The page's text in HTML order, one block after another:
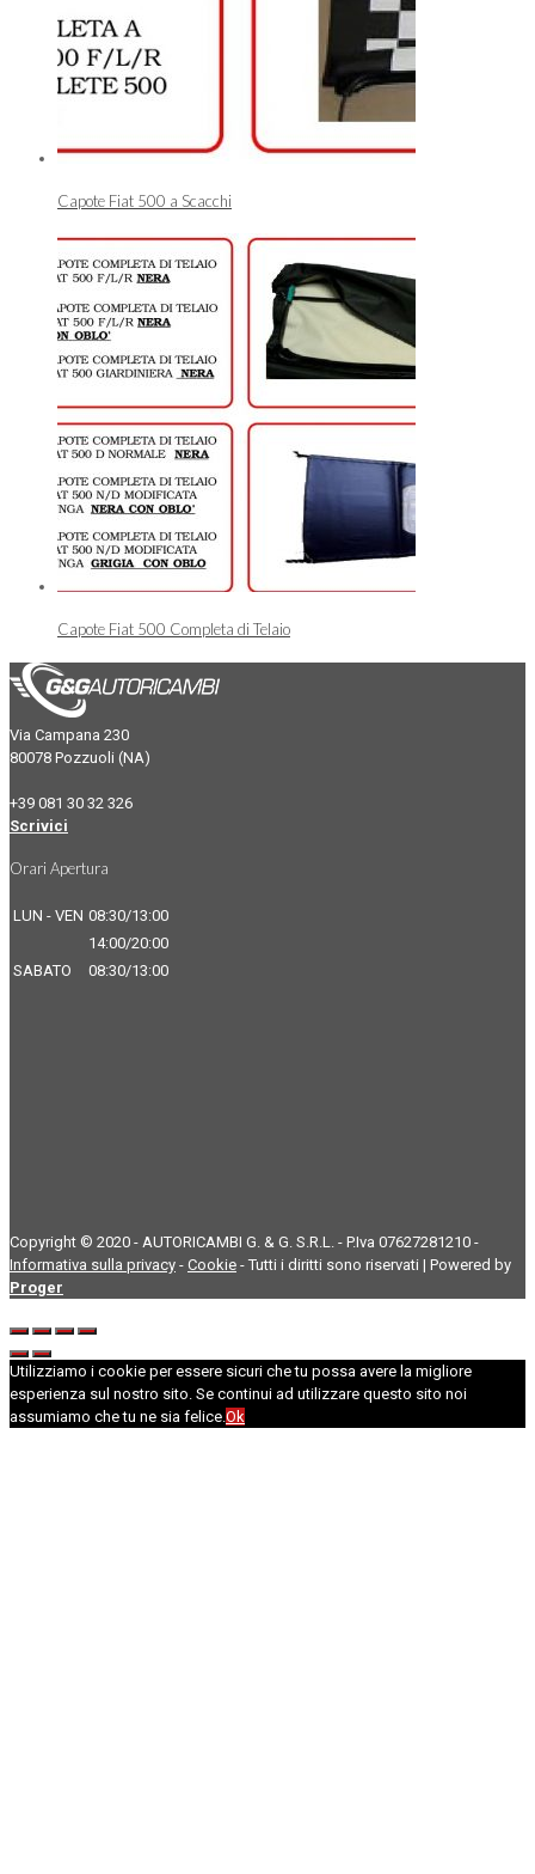
Capote Fiat 500 a Scacchi
Capote Fiat 500 Completa di Telaio
Via Campana 230
80078 Pozzuoli (NA)
+39 081 30 32 326
Scrivici
Orari Apertura
LUN - VEN 08:30/13:00
14:00/20:00
SABATO
08:30/13:00
Copyright © 2020 - AUTORICAMBI G. & G. S.R.L. - P.Iva 07627281210 -
Informativa sulla privacy - Cookie - Tutti i diritti sono riservati | Powered by
Proger
Utilizziamo i cookie per essere sicuri che tu possa avere la migliore
esperienza sul nostro sito. Se continui ad utilizzare questo sito noi
assumiamo che tu ne sia felice.Ok